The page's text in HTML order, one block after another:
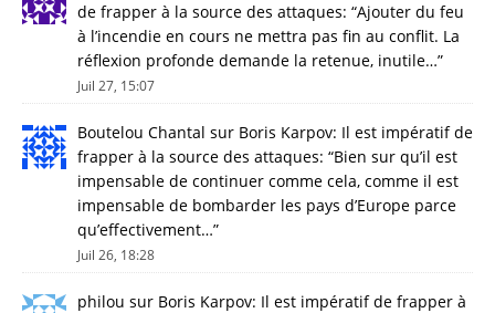
de frapper à la source des attaques: “Ajouter du feu
à l’incendie en cours ne mettra pas fin au conflit. La
réflexion profonde demande la retenue, inutile…”
Juil 27, 15:07
Boutelou Chantal sur Boris Karpov: Il est impératif de
frapper à la source des attaques: “Bien sur qu’il est
impensable de continuer comme cela, comme il est
impensable de bombarder les pays d’Europe parce
qu’effectivement…”
Juil 26, 18:28
philou sur Boris Karpov: Il est impératif de frapper à